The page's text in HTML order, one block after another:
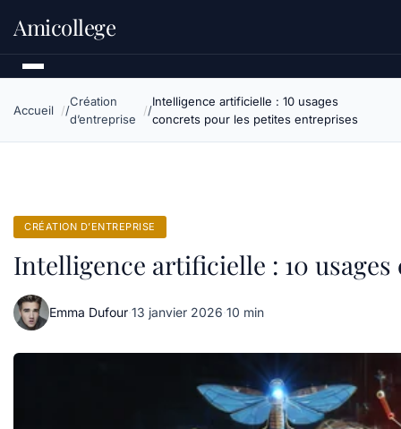
Amicollege
Accueil
Création
d’entreprise
Intelligence artificielle : 10 usages
concrets pour les petites entreprises
CRÉATION D’ENTREPRISE
Intelligence artificielle : 10
Emma Dufour·13 janvier 2026·10 min